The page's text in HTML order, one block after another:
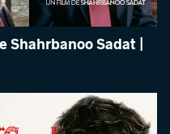
Shahrbanoo Sadat |